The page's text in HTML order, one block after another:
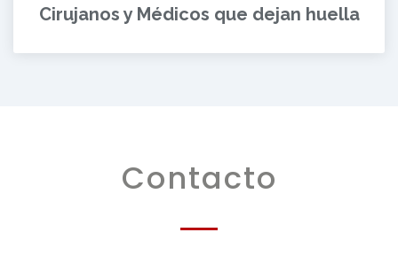
Cirujanos y Médicos que dejan huella
Contacto